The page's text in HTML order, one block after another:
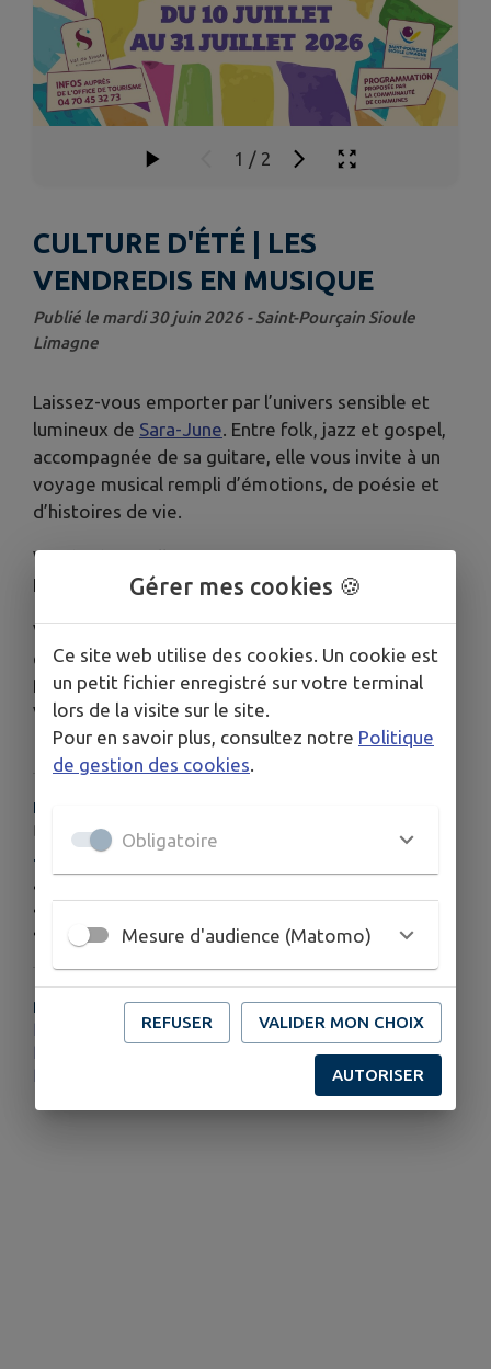
1 / 2
CULTURE D'ÉTÉ | LES
VENDREDIS EN MUSIQUE
Publié le mardi 30 juin 2026 - Saint-Pourçain Sioule
Limagne
Laissez-vous emporter par l’univers sensible et
lumineux de Sara-June . Entre folk, jazz et gospel,
accompagnée de sa guitare, elle vous invite à un
voyage musical rempli d’émotions, de poésie et
d’histoires de vie.
Vendredi 10 juillet
Église Saint-Nicolas - Chantelle
Venez nombreux pour lancer cette nouvelle
édition des Vendredis en Musique !
Renseignements auprès de l'Office de tourisme
Val de Sioule : 04 70 45 32 73
HORAIRES
Dès 20h
TARIFS
• Adulte : 10 €
• Moins de 18 ans : 5 €
• Gratuit pour les moins de 12 ans
PLUS D'INFORMATIONS
https://www.facebook.com/ComComSPSL
Gérer mes cookies 🍪
Ce site web utilise des cookies. Un cookie est
un petit fichier enregistré sur votre terminal
lors de la visite sur le site.
Pour en savoir plus, consultez notre Politique
de gestion des cookies.
Obligatoire
Mesure d'audience (Matomo)
REFUSER VALIDER MON CHOIX
AUTORISER